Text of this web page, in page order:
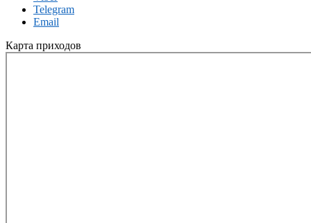
Telegram
Email
Карта приходов